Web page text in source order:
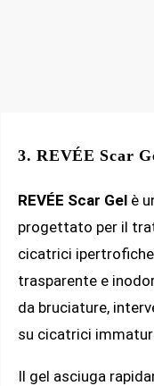
3. REVÉE Scar
REVÉE Scar Gel è
progettato per il
cicatrici
trasparente e
da bruciature,
su cicatrici
Il gel asciuga